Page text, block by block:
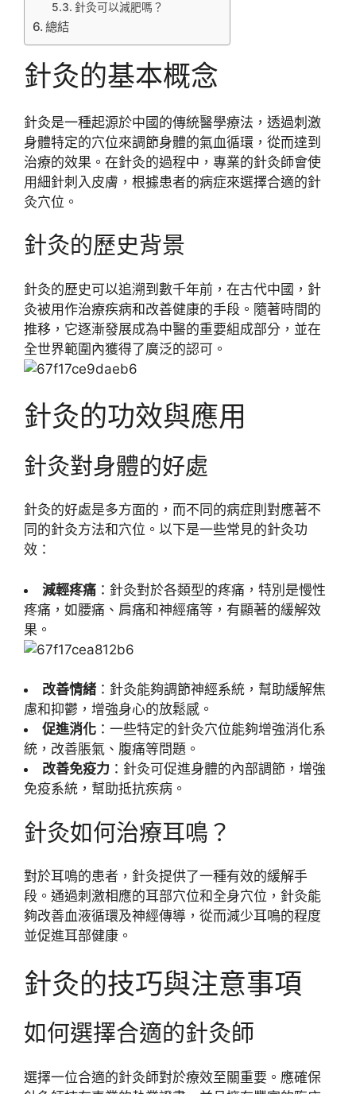
針灸可以減肥嗎？
總結
針灸的基本概念
針灸是一種起源於中國的傳統醫學療法，透過刺激
身體特定的穴位來調節身體的氣血循環，從而達到
治療的效果。在針灸的過程中，專業的針灸師會使
用細針刺入皮膚，根據患者的病症來選擇合適的針
灸穴位。
針灸的歷史背景
針灸的歷史可以追溯到數千年前，在古代中國，針
灸被用作治療疾病和改善健康的手段。隨著時間的
推移，它逐漸發展成為中醫的重要組成部分，並在
全世界範圍內獲得了廣泛的認可。
針灸的功效與應用
針灸對身體的好處
針灸的好處是多方面的，而不同的病症則對應著不
同的針灸方法和穴位。以下是一些常見的針灸功
效：
減輕疼痛 ：針灸對於各類型的疼痛，特別是慢性
疼痛，如腰痛、肩痛和神經痛等，有顯著的緩解效
果。
改善情緒 ：針灸能夠調節神經系統，幫助緩解焦
慮和抑鬱，增強身心的放鬆感。
促進消化 ：一些特定的針灸穴位能夠增強消化系
統，改善脹氣、腹痛等問題。
改善免疫力 ：針灸可促進身體的內部調節，增強
免疫系統，幫助抵抗疾病。
針灸如何治療耳鳴？
對於耳鳴的患者，針灸提供了一種有效的緩解手
段。通過刺激相應的耳部穴位和全身穴位，針灸能
夠改善血液循環及神經傳導，從而減少耳鳴的程度
並促進耳部健康。
針灸的技巧與注意事項
如何選擇合適的針灸師
選擇一位合適的針灸師對於療效至關重要。應確保